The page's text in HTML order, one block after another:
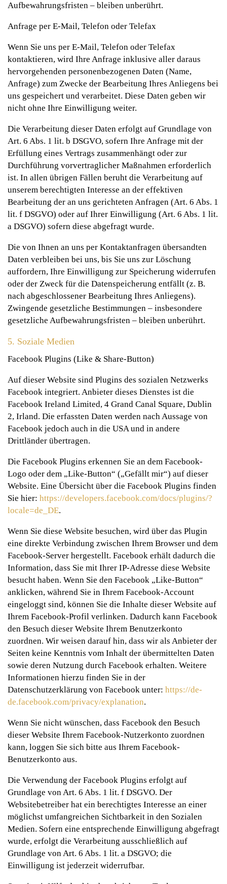
Aufbewahrungsfristen – bleiben unberührt.
Anfrage per E-Mail, Telefon oder Telefax
Wenn Sie uns per E-Mail, Telefon oder Telefax
kontaktieren, wird Ihre Anfrage inklusive aller daraus
hervorgehenden personenbezogenen Daten (Name,
Anfrage) zum Zwecke der Bearbeitung Ihres Anliegens bei
uns gespeichert und verarbeitet. Diese Daten geben wir
nicht ohne Ihre Einwilligung weiter.
Die Verarbeitung dieser Daten erfolgt auf Grundlage von
Art. 6 Abs. 1 lit. b DSGVO, sofern Ihre Anfrage mit der
Erfüllung eines Vertrags zusammenhängt oder zur
Durchführung vorvertraglicher Maßnahmen erforderlich
ist. In allen übrigen Fällen beruht die Verarbeitung auf
unserem berechtigten Interesse an der effektiven
Bearbeitung der an uns gerichteten Anfragen (Art. 6 Abs. 1
lit. f DSGVO) oder auf Ihrer Einwilligung (Art. 6 Abs. 1 lit.
a DSGVO) sofern diese abgefragt wurde.
Die von Ihnen an uns per Kontaktanfragen übersandten
Daten verbleiben bei uns, bis Sie uns zur Löschung
auffordern, Ihre Einwilligung zur Speicherung widerrufen
oder der Zweck für die Datenspeicherung entfällt (z. B.
nach abgeschlossener Bearbeitung Ihres Anliegens).
Zwingende gesetzliche Bestimmungen – insbesondere
gesetzliche Aufbewahrungsfristen – bleiben unberührt.
5. Soziale Medien
Facebook Plugins (Like & Share-Button)
Auf dieser Website sind Plugins des sozialen Netzwerks
Facebook integriert. Anbieter dieses Dienstes ist die
Facebook Ireland Limited, 4 Grand Canal Square, Dublin
2, Irland. Die erfassten Daten werden nach Aussage von
Facebook jedoch auch in die USA und in andere
Drittländer übertragen.
Die Facebook Plugins erkennen Sie an dem Facebook-
Logo oder dem „Like-Button“ („Gefällt mir“) auf dieser
Website. Eine Übersicht über die Facebook Plugins finden
Sie hier: https://developers.facebook.com/docs/plugins/?
locale=de_DE.
Wenn Sie diese Website besuchen, wird über das Plugin
eine direkte Verbindung zwischen Ihrem Browser und dem
Facebook-Server hergestellt. Facebook erhält dadurch die
Information, dass Sie mit Ihrer IP-Adresse diese Website
besucht haben. Wenn Sie den Facebook „Like-Button“
anklicken, während Sie in Ihrem Facebook-Account
eingeloggt sind, können Sie die Inhalte dieser Website auf
Ihrem Facebook-Profil verlinken. Dadurch kann Facebook
den Besuch dieser Website Ihrem Benutzerkonto
zuordnen. Wir weisen darauf hin, dass wir als Anbieter der
Seiten keine Kenntnis vom Inhalt der übermittelten Daten
sowie deren Nutzung durch Facebook erhalten. Weitere
Informationen hierzu finden Sie in der
Datenschutzerklärung von Facebook unter: https://de-
de.facebook.com/privacy/explanation.
Wenn Sie nicht wünschen, dass Facebook den Besuch
dieser Website Ihrem Facebook-Nutzerkonto zuordnen
kann, loggen Sie sich bitte aus Ihrem Facebook-
Benutzerkonto aus.
Die Verwendung der Facebook Plugins erfolgt auf
Grundlage von Art. 6 Abs. 1 lit. f DSGVO. Der
Websitebetreiber hat ein berechtigtes Interesse an einer
möglichst umfangreichen Sichtbarkeit in den Sozialen
Medien. Sofern eine entsprechende Einwilligung abgefragt
wurde, erfolgt die Verarbeitung ausschließlich auf
Grundlage von Art. 6 Abs. 1 lit. a DSGVO; die
Einwilligung ist jederzeit widerrufbar.